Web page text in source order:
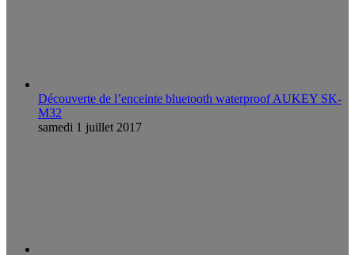
Découverte de l’enceinte bluetooth waterproof AUKEY SK-
M32
samedi 1 juillet 2017